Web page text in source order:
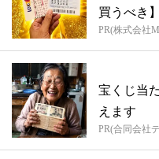
買うべき
方...
PR(株式会社
宝くじ当
えます
PR(合同会社